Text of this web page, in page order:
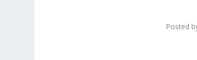
Posted